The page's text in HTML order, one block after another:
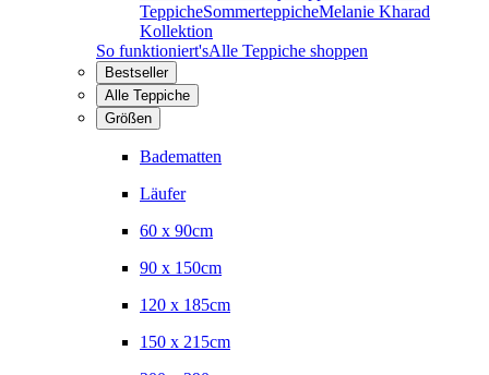
TeppicheSommerteppicheMelanie Kharad
Kollektion
So funktioniert'sAlle Teppiche shoppen
Bestseller
Alle Teppiche
Größen
Badematten
Läufer
60 x 90cm
90 x 150cm
120 x 185cm
150 x 215cm